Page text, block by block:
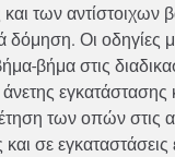
των αντίστοιχων
Οι οδηγίες
βήμα στις
εγκατάστασης
των οπών στις
και σε